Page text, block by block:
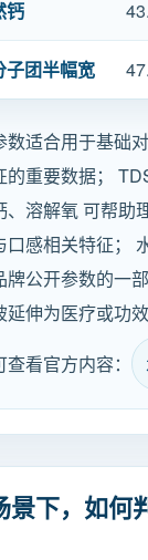
钙
子团半幅宽
数适合用于基础
的重要数据；
、溶解氧 可帮助
口感相关特征；
牌公开参数的一
延伸为医疗或功
看官方内容：
景下，如何